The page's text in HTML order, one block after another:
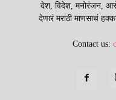
देश, विदेश, मनोरंजन,
देणारं मराठी माणसाचं
Contact us: